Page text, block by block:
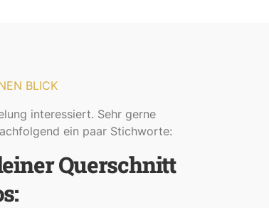
BLICK
interessiert. Sehr gerne
ein paar Stichworte:
Querschnitt